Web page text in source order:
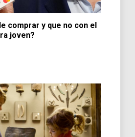
comprar y que no con el
joven?